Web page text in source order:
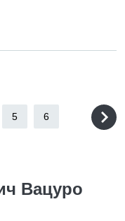
5 6
Вацуро